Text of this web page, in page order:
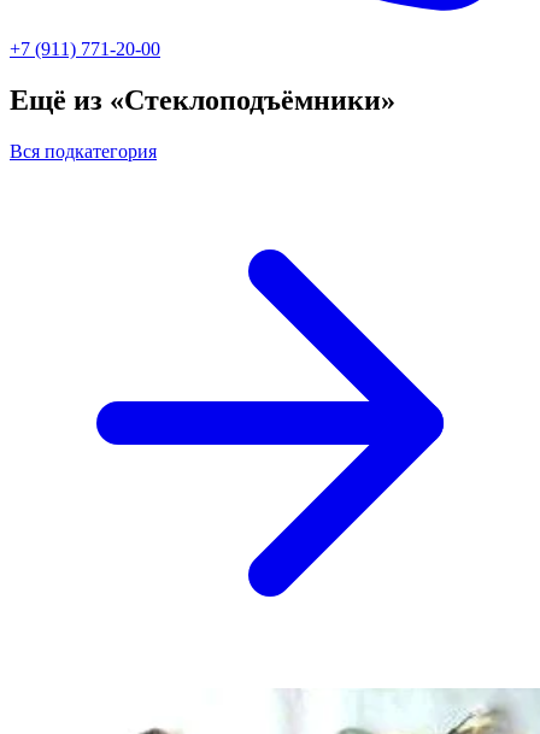
+7 (911) 771-20-00
Ещё из «Стеклоподъёмники»
Вся подкатегория